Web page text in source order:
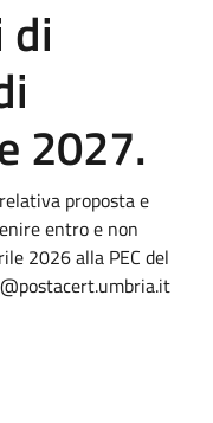
di
2027.
proposta e
entro e non
2026 alla PEC del